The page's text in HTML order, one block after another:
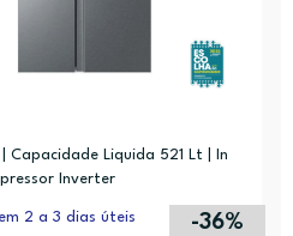
Capacidade Liquida 521 Lt | In
Inverter
2 a 3 dias úteis
-36%